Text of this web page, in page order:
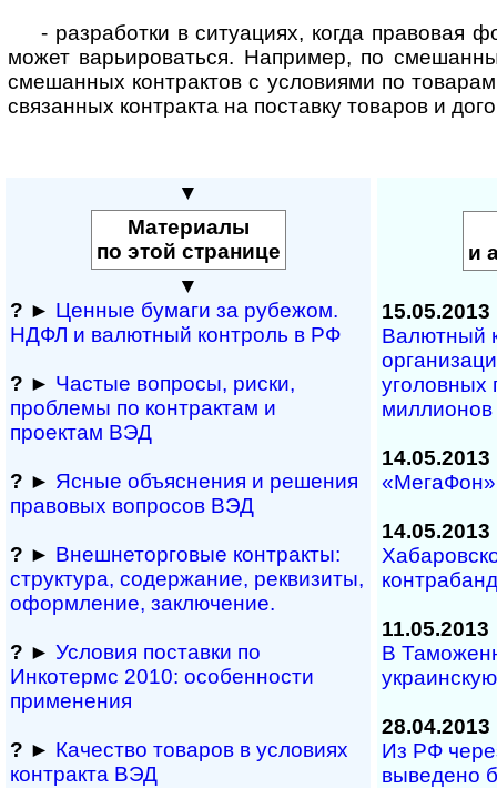
- разработки в ситуациях, когда правовая
может варь­иро­ваться. Например, по
смешан­ных контрактов с усло­виями по
связан­ных контракта на поставку товаров и
▼
Материалы
по этой странице
▼
? ► Ценные бумаги за рубежом.
НДФЛ и ва­лют­ный кон­т­роль в РФ
? ► Частые вопросы, рис­ки,
проблемы по конт­рактам и
проектам ВЭД
? ► Ясные объяснения и решения
правовых вопросов ВЭД
? ► Внешнеторговые контракты:
структура, содержание, реквизиты,
оформление, заключение.
? ► Условия поставки по
Инкотермс 2010: осо­бен­нос­ти
применения
? ► Качество товаров в условиях
контракта ВЭД
и
15.05.2013
Валютный
уголовных
миллионов
14.05.2013
«МегаФон»
14.05.2013
11.05.2013
В
28.04.2013
Из РФ
выведено